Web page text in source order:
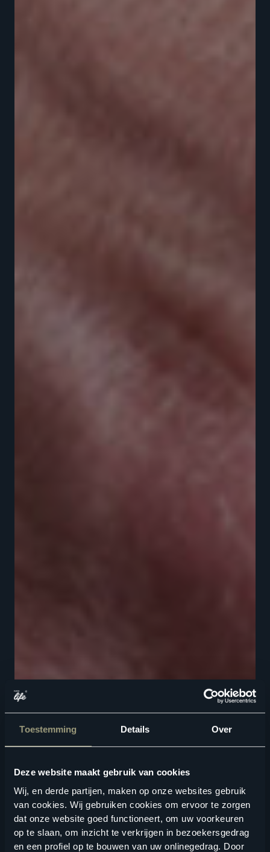
Toestemming Details Over
Deze website maakt gebruik van cookies
Wij, en derde partijen, maken op onze websites gebruik
van cookies. Wij gebruiken cookies om ervoor te zorgen
dat onze website goed functioneert, om uw voorkeuren
op te slaan, om inzicht te verkrijgen in bezoekersgedrag
en een profiel op te bouwen van uw onlinegedrag. Door